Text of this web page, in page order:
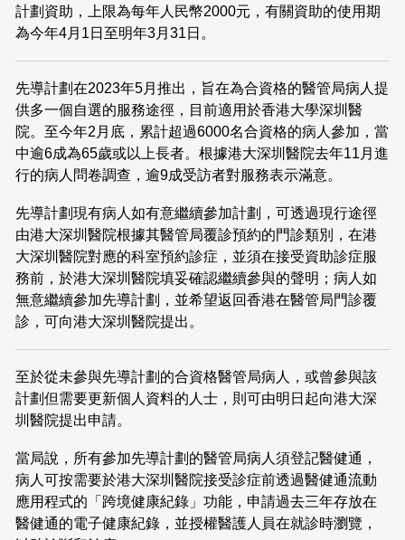
計劃資助，上限為每年人民幣2000元，有關資助的使用期
為今年4月1日至明年3月31日。
先導計劃在2023年5月推出，旨在為合資格的醫管局病人提
供多一個自選的服務途徑，目前適用於香港大學深圳醫
院。至今年2月底，累計超過6000名合資格的病人參加，當
中逾6成為65歲或以上長者。根據港大深圳醫院去年11月進
行的病人問卷調查，逾9成受訪者對服務表示滿意。
先導計劃現有病人如有意繼續參加計劃，可透過現行途徑
由港大深圳醫院根據其醫管局覆診預約的門診類別，在港
大深圳醫院對應的科室預約診症，並須在接受資助診症服
務前，於港大深圳醫院填妥確認繼續參與的聲明；病人如
無意繼續參加先導計劃，並希望返回香港在醫管局門診覆
診，可向港大深圳醫院提出。
至於從未參與先導計劃的合資格醫管局病人，或曾參與該
計劃但需要更新個人資料的人士，則可由明日起向港大深
圳醫院提出申請。
當局說，所有參加先導計劃的醫管局病人須登記醫健通，
病人可按需要於港大深圳醫院接受診症前透過醫健通流動
應用程式的「跨境健康紀錄」功能，申請過去三年存放在
醫健通的電子健康紀錄，並授權醫護人員在就診時瀏覽，